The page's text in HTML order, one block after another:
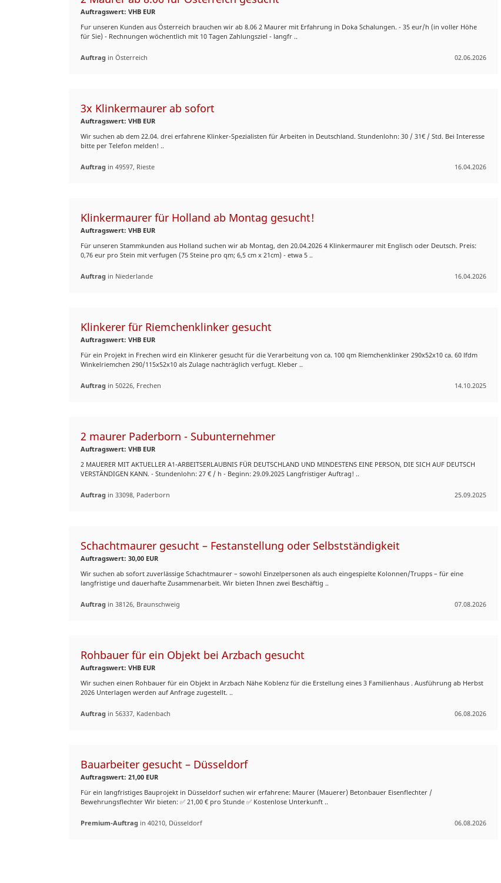
Auftragswert: VHB EUR
Fur unseren Kunden aus Österreich brauchen wir ab 8.06 2 Maurer mit Erfahrung in Doka Schalungen. - 35 eur/h (in voller Höhe
für Sie) - Rechnungen wöchentlich mit 10 Tagen Zahlungsziel - langfr ..
Auftrag in Österreich 02.06.2026
3x Klinkermaurer ab sofort
Auftragswert: VHB EUR
Wir suchen ab dem 22.04. drei erfahrene Klinker-Spezialisten für Arbeiten in Deutschland. Stundenlohn: 30 / 31€ / Std. Bei Interesse
bitte per Telefon melden! ..
Auftrag in 49597, Rieste 16.04.2026
Klinkermaurer für Holland ab Montag gesucht!
Auftragswert: VHB EUR
Für unseren Stammkunden aus Holland suchen wir ab Montag, den 20.04.2026 4 Klinkermaurer mit Englisch oder Deutsch. Preis:
0,76 eur pro Stein mit verfugen (75 Steine pro qm; 6,5 cm x 21cm) - etwa 5 ..
Auftrag in Niederlande 16.04.2026
Klinkerer für Riemchenklinker gesucht
Auftragswert: VHB EUR
Für ein Projekt in Frechen wird ein Klinkerer gesucht für die Verarbeitung von ca. 100 qm Riemchenklinker 290x52x10 ca. 60 lfdm
Winkelriemchen 290/115x52x10 als Zulage nachträglich verfugt. Kleber ..
Auftrag in 50226, Frechen 14.10.2025
2 maurer Paderborn - Subunternehmer
Auftragswert: VHB EUR
2 MAUERER MIT AKTUELLER A1-ARBEITSERLAUBNIS FÜR DEUTSCHLAND UND MINDESTENS EINE PERSON, DIE SICH AUF DEUTSCH
VERSTÄNDIGEN KANN. - Stundenlohn: 27 € / h - Beginn: 29.09.2025 Langfristiger Auftrag! ..
Auftrag in 33098, Paderborn 25.09.2025
Schachtmaurer gesucht – Festanstellung oder Selbstständigkeit
Auftragswert: 30,00 EUR
Wir suchen ab sofort zuverlässige Schachtmaurer – sowohl Einzelpersonen als auch eingespielte Kolonnen/Trupps – für eine
langfristige und dauerhafte Zusammenarbeit. Wir bieten Ihnen zwei Beschäftig ..
Auftrag in 38126, Braunschweig 07.08.2026
Rohbauer für ein Objekt bei Arzbach gesucht
Auftragswert: VHB EUR
Wir suchen einen Rohbauer für ein Objekt in Arzbach Nähe Koblenz für die Erstellung eines 3 Familienhaus . Ausführung ab Herbst
2026 Unterlagen werden auf Anfrage zugestellt. ..
Auftrag in 56337, Kadenbach 06.08.2026
Bauarbeiter gesucht – Düsseldorf
Auftragswert: 21,00 EUR
Für ein langfristiges Bauprojekt in Düsseldorf suchen wir erfahrene: Maurer (Mauerer) Betonbauer Eisenflechter /
Bewehrungsflechter Wir bieten: ✅ 21,00 € pro Stunde ✅ Kostenlose Unterkunft ..
Premium-Auftrag in 40210, Düsseldorf 06.08.2026